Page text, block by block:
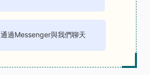
通過Messenger與我們聊天